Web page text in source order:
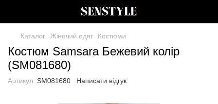
Каталог Жіночий одяг Костюми
Костюм Samsara Бежевий колір
(SM081680)
Артикул: SM081680 Написати відгук